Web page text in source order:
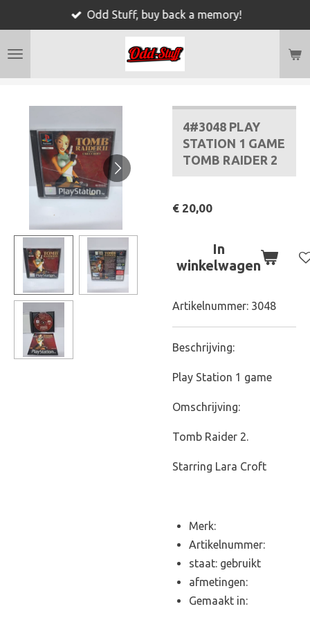
naar
Odd Stuff, buy back a memory!
4#3048 PLAY
STATION 1 GAME
TOMB RAIDER 2
€ 20,00
In
winkelwagen
Artikelnummer: 3048
Beschrijving:
Play Station 1 game
Omschrijving:
Tomb Raider 2.
Starring Lara Croft
Merk:
Artikelnummer:
staat: gebruikt
afmetingen:
Gemaakt in: